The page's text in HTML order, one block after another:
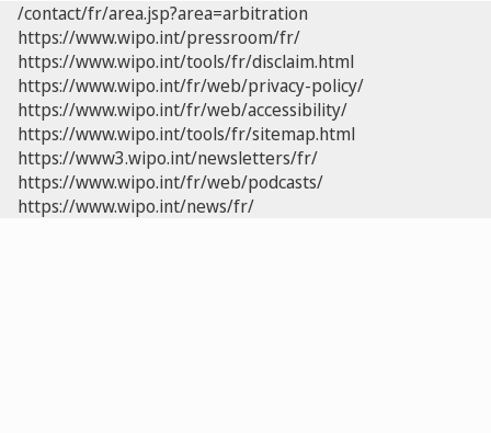
/contact/fr/area.jsp?area=arbitration
https://www.wipo.int/pressroom/fr/
https://www.wipo.int/tools/fr/disclaim.html
https://www.wipo.int/fr/web/privacy-policy/
https://www.wipo.int/fr/web/accessibility/
https://www.wipo.int/tools/fr/sitemap.html
https://www3.wipo.int/newsletters/fr/
https://www.wipo.int/fr/web/podcasts/
https://www.wipo.int/news/fr/